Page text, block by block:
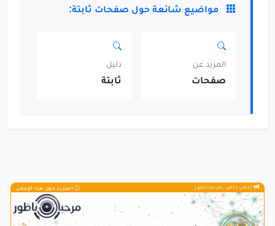
مواضيع شائعة حول صفحات ثابتة:
المزيد عن
صفحات
دليل
ثابتة
إعلان خاص بمرحباناظور المزيد حول هذا الإعلان